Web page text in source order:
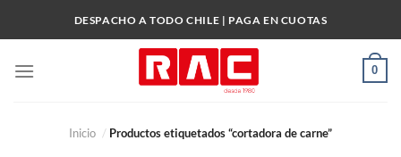
DESPACHO A TODO CHILE | PAGA EN CUOTAS
0
Inicio / Productos etiquetados “cortadora de carne”